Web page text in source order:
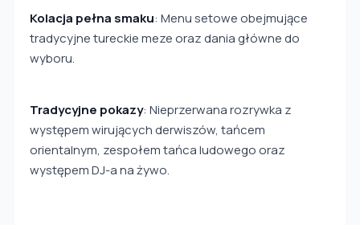
Kolacja pełna smaku: Menu setowe obejmujące
tradycyjne tureckie meze oraz dania główne do
wyboru.
Tradycyjne pokazy: Nieprzerwana rozrywka z
występem wirujących derwiszów, tańcem
orientalnym, zespołem tańca ludowego oraz
występem DJ-a na żywo.